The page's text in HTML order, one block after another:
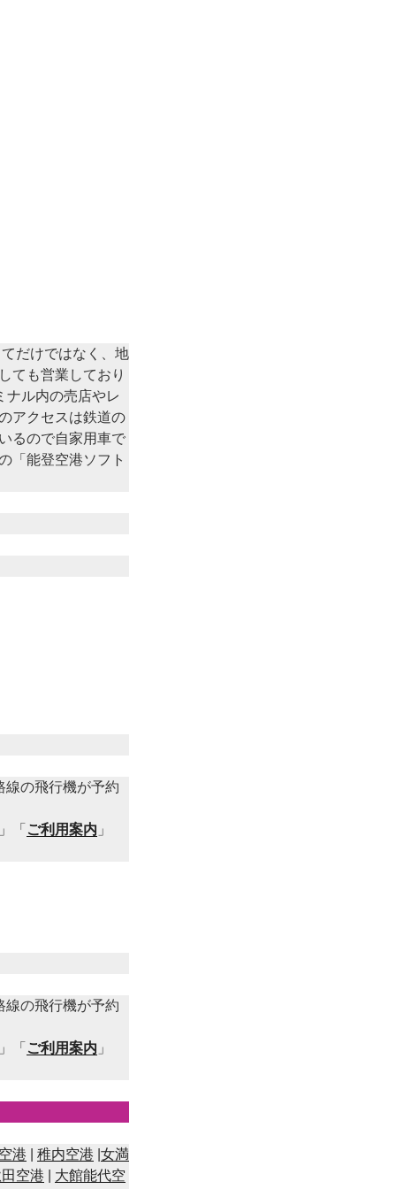
だけではなく、地
ても営業しており
ナル内の売店やレ
アクセスは鉄道の
るので自家用車で
「能登空港ソフト
線の飛行機が予約
「 ご利用案内 」
線の飛行機が予約
「 ご利用案内 」
港 稚内空港 女満
空港
大館能代空